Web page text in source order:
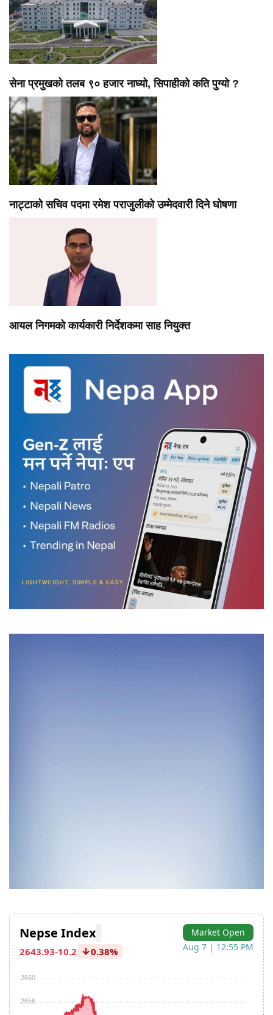
सेना प्रमुखको तलब ९० हजार नाघ्यो, सिपाहीको कति पुग्यो ?
नाट्टाको सचिव पदमा रमेश पराजुलीको उम्मेदवारी दिने घोषणा
आयल निगमको कार्यकारी निर्देशकमा साह नियुक्त